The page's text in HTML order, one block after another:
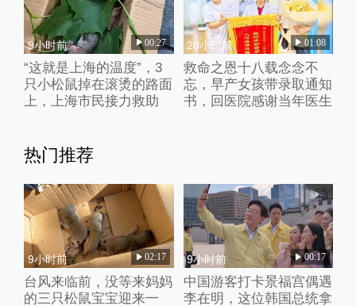
9小时前 00:27
“这就是上海的温度”，3
只小松鼠掉在滚烫的路面
上，上海市民接力救助
20小时前 01:08
救命之恩十八载念念不
忘，早产女孩带录取通知
书，回医院感谢当年医生
热门推荐
9小时前 02:17
台风来临前，没等来妈妈
的三只松鼠宝宝迎来一
9小时前 00:17
中国游客打卡景福宫偶遇
李在明，这位韩国总统拿